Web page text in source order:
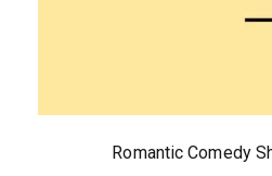
Romantic Comedy